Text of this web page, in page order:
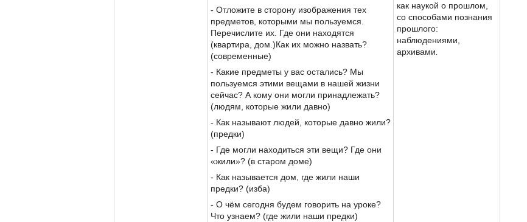
- Отложите в сторону изображения тех
предметов, которыми мы пользуемся.
Перечислите их. Где они находятся
(квартира, дом.)Как их можно назвать?
(современные)
- Какие предметы у вас остались? Мы
пользуемся этими вещами в нашей жизни
сейчас? А кому они могли принадлежать?
(людям, которые жили давно)
- Как называют людей, которые давно жили?
(предки)
- Где могли находиться эти вещи? Где они
«жили»? (в старом доме)
- Как называется дом, где жили наши
предки? (изба)
- О чём сегодня будем говорить на уроке?
Что узнаем? (где жили наши предки)
как наукой о прошлом,
со способами познания
прошлого:
наблюдениями,
архивами